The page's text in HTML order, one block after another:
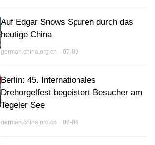
Auf Edgar Snows Spuren durch das
heutige China
german.china.org.cn 07-09
Berlin: 45. Internationales
Drehorgelfest begeistert Besucher am
Tegeler See
german.china.org.cn 07-06